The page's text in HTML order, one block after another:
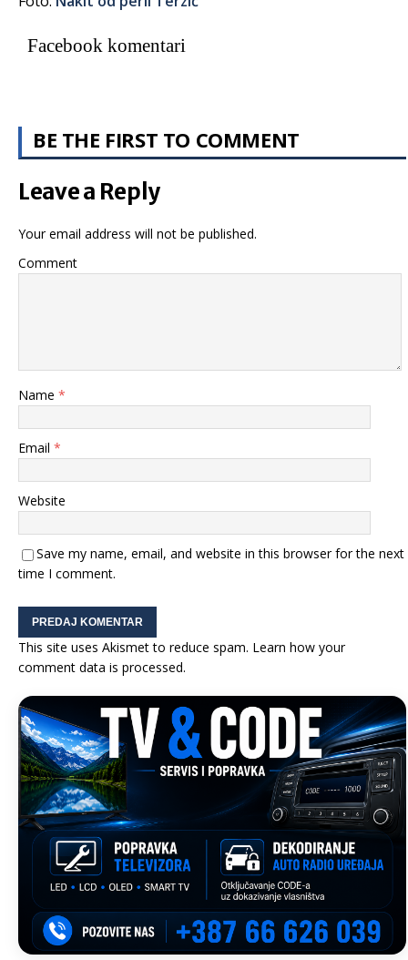
Facebook komentari
BE THE FIRST TO COMMENT
Leave a Reply
Your email address will not be published.
Comment
Name *
Email *
Website
Save my name, email, and website in this browser for the next
time I comment.
This site uses Akismet to reduce spam. Learn how your
comment data is processed.